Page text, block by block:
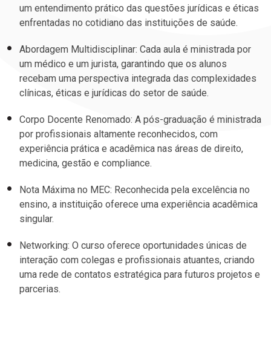
um entendimento prático das questões jurídicas e éticas
enfrentadas no cotidiano das instituições de saúde.
Abordagem Multidisciplinar: Cada aula é ministrada por
um médico e um jurista, garantindo que os alunos
recebam uma perspectiva integrada das complexidades
clínicas, éticas e jurídicas do setor de saúde.
Corpo Docente Renomado: A pós-graduação é ministrada
por profissionais altamente reconhecidos, com
experiência prática e acadêmica nas áreas de direito,
medicina, gestão e compliance.
Nota Máxima no MEC: Reconhecida pela excelência no
ensino, a instituição oferece uma experiência acadêmica
singular.
Networking: O curso oferece oportunidades únicas de
interação com colegas e profissionais atuantes, criando
uma rede de contatos estratégica para futuros projetos e
parcerias.